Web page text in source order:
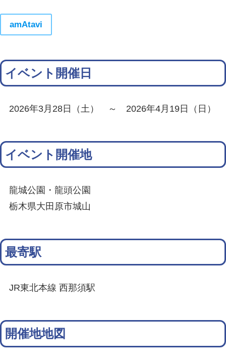
amAtavi
イベント開催日
2026年3月28日（土） ～ 2026年4月19日（日）
イベント開催地
龍城公園・龍頭公園
栃木県大田原市城山
最寄駅
JR東北本線 西那須駅
開催地地図